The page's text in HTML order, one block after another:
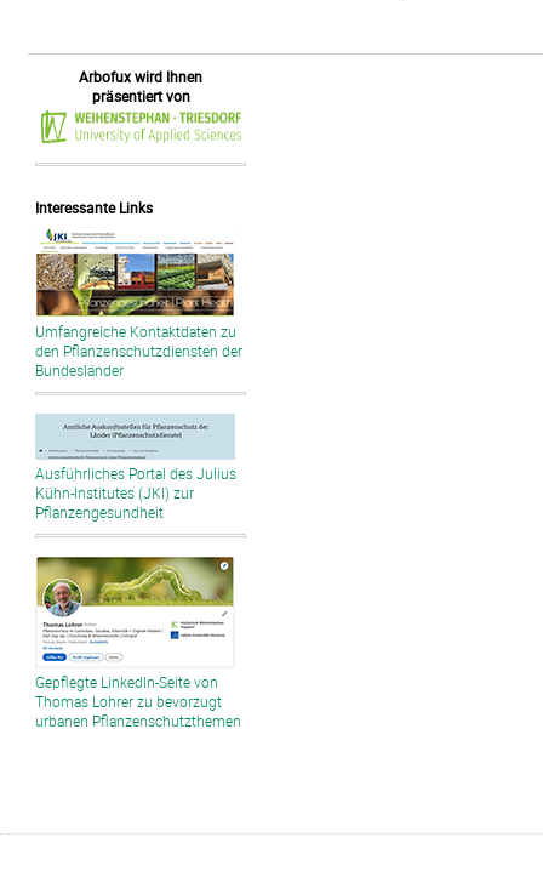
Arbofux wird Ihnen
präsentiert von
Interessante Links
Umfangreiche Kontaktdaten zu
den Pflanzenschutzdiensten der
Bundesländer
Ausführliches Portal des Julius
Kühn-Institutes (JKI) zur
Pflanzengesundheit
Gepflegte LinkedIn-Seite von
Thomas Lohrer zu bevorzugt
urbanen Pflanzenschutzthemen